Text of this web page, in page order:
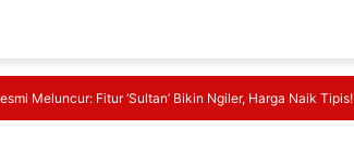
Meluncur: Fitur ‘Sultan’ Bikin Ngiler, Harga Naik Tipis!